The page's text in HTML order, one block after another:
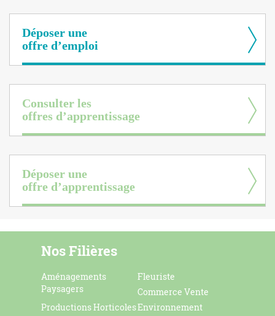
Déposer une
offre d’emploi
Consulter les
offres d’apprentissage
Déposer une
offre d’apprentissage
Nos Filières
Aménagements
Paysagers
Fleuriste
Commerce Vente
Productions HorticolesEnvironnement